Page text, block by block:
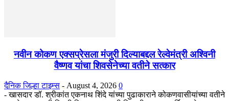
नवीन कोकण एक्सप्रेसला मंजुरी दिल्याबद्दल रेल्वेमंत्री अश्विनी
वैष्णव यांचा शिवसेनेच्या वतीने सत्कार
दैनिक जिल्हा टाइम्स - August 4, 2026 0
- खासदार डॉ. श्रीकांत एकनाथ शिंदे यांच्या पुढाकाराने कोकणवासीयांच्या वतीने